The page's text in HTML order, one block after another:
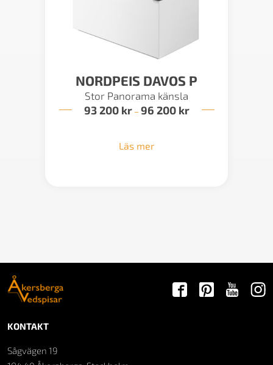
NORDPEIS DAVOS P
Stor Panorama känsla
93 200 kr – 96 200 krPrisintervall:
Läs mer
KONTAKT
Sågvägen 19